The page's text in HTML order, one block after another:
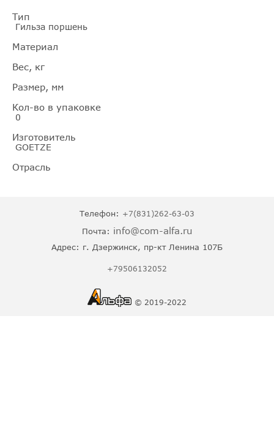
Тип
Гильза поршень
Материал
Вес, кг
Размер, мм
Кол-во в упаковке
0
Изготовитель
GOETZE
Отрасль
Телефон: +7(831)262-63-03
Почта: info@com-alfa.ru
Адрес: г. Дзержинск, пр-кт Ленина 107Б
+79506132052
© 2019-2022